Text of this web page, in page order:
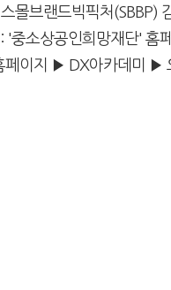
브랜드빅픽처(SBBP)
'중소상공인희망재단' 홈
▶ DX아카데미
▶